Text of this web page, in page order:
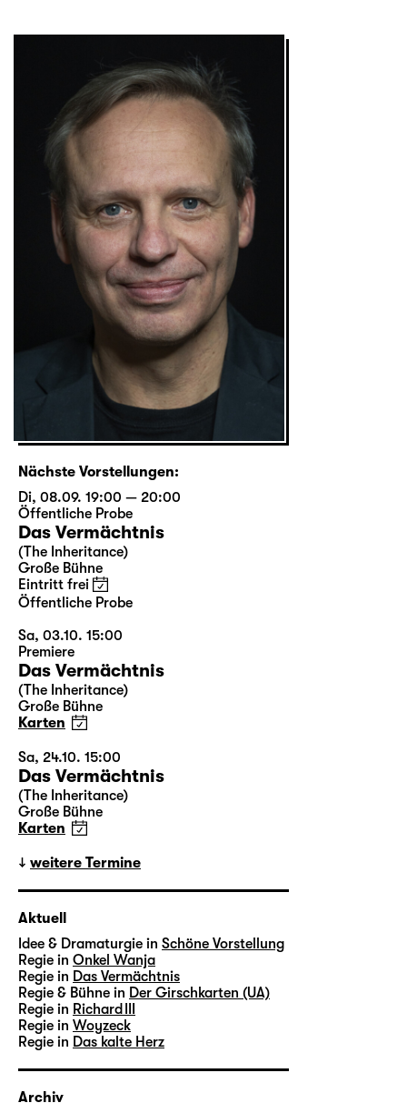
Nächste Vorstellungen:
Di, 08.09. 19:00 — 20:00
Öffentliche Probe
Das Vermächtnis
(The Inheritance)
Große Bühne
Eintritt frei
Öffentliche Probe
Sa, 03.10. 15:00
Premiere
Das Vermächtnis
(The Inheritance)
Große Bühne
Karten
Sa, 24.10. 15:00
Das Vermächtnis
(The Inheritance)
Große Bühne
Karten
weitere Termine
Aktuell
Idee & Dramaturgie in Schöne Vorstellung
Regie in Onkel Wanja
Regie in Das Vermächtnis
Regie & Bühne in Der Girschkarten (UA)
Regie in Richard III
Regie in Woyzeck
Regie in Das kalte Herz
Archiv